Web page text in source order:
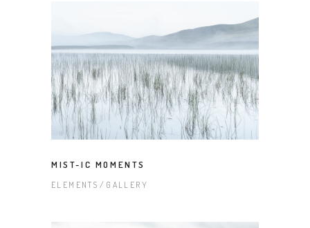
MIST-IC MOMENTS
ELEMENTS GALLERY